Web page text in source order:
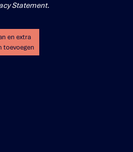
Statement.
en extra
toevoegen